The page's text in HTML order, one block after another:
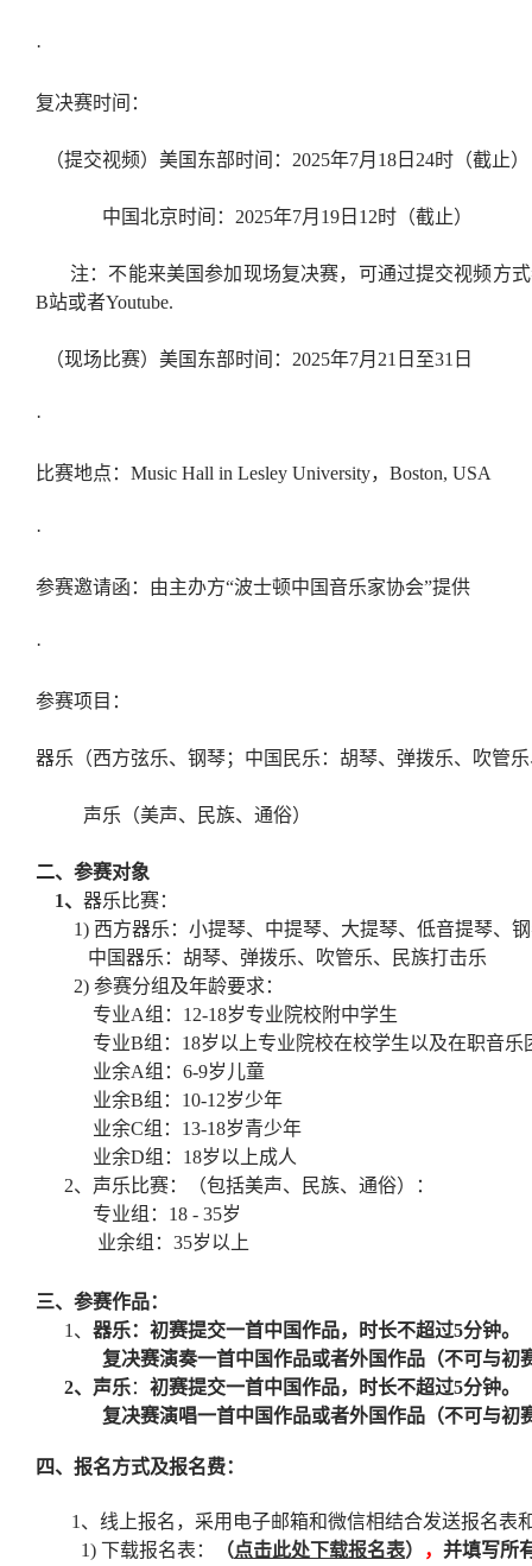
·
复决赛时间：
（提交视频）美国东部时间： 2025年7月 18 日 24时（截止）
中国北京时间： 2025年7月 19 日 12时（截止）
注：不能来美国参加现场复决赛，可通过提交视频方
B站或者Youtube.
（现场比赛）美国东部时间： 2025年7月 21 日至31 日
·
比赛地点： Music Hall in Lesley University， Boston, USA
·
参赛邀请函：由主办方“波士顿中国音乐家协会”提供
·
参赛项目：
器乐（西方弦乐、钢琴；中国民乐：胡琴、弹拨乐、吹管
声乐（美声、民族、通俗）
二、参赛对象
1、 器乐比赛：
1) 西方器乐：小提琴、中提琴、大提琴、低音提琴、
中国器乐：胡琴、弹拨乐、吹管乐、民族打击乐
2) 参赛分组及年龄要求：
专业A组： 12-18岁专业院校附中学生
专业B组： 18岁以上专业院校在校学生以及在职音乐
业余A组： 6-9岁儿童
业余B组： 10-12岁少年
业余C组： 13-18岁青少年
业余D组： 18岁以上成人
2、声乐比赛：（包括美声、民族、通俗）：
专业组： 18 - 35岁
业余组：35岁以上
三、参赛作品：
1 、 器乐：初赛提交一首中国作品，时长不超过5分钟。
复决赛演奏一首中国作品或者外国作品（不可与初
2、声乐： 初赛提交一首中国作品，时长不超过5分钟。
复决赛演唱一首中国作品或者外国作品（不可与初
四、报名方式及报名费：
1 、线上报名，采用电子邮箱和微信相结合发送报名表
1) 下载报名表： （点击此处下载报名表） ， 并填写所